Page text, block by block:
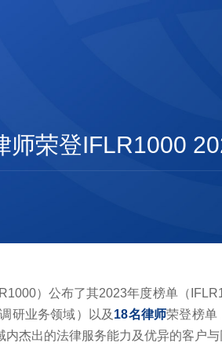
荣登IFLR1000
）公布了其2023年度榜单（
研业务领域）以及 18名律师荣登榜单
杰出的法律服务能力及优异的客户与